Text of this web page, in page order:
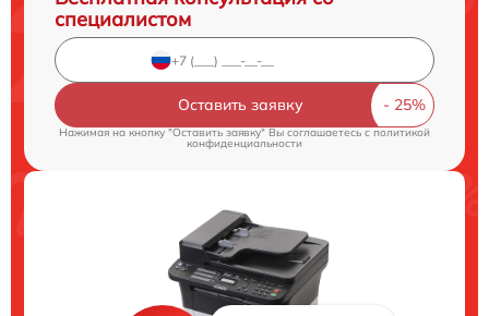
специалистом
Оставить заявку
Нажимая на кнопку "Оставить заявку" Вы соглашаетесь c политикой
конфиденциальности